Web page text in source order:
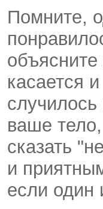
Помните,
касается
ваше
сказать
и
если один